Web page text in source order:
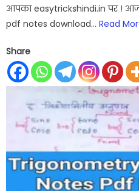
आपका easytrickshindi.in पर ! आज
pdf notes download…Read
Share